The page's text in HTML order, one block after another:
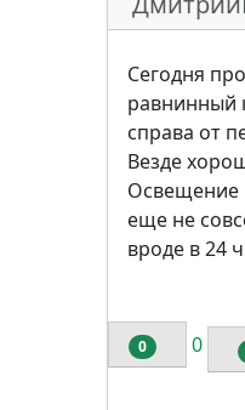
Сегодня
равнинный
справа от
Везде
Освещение
еще не
вроде в 24 ч
0 0